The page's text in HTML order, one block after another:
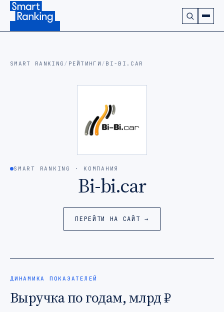
Подписаться на наш канал в Telegram (откроется в
SMART RANKING / РЕЙТИНГИ / BI-BI.CAR
SMART RANKING · КОМПАНИЯ
Bi-bi.car
ПЕРЕЙТИ НА САЙТ →
ДИНАМИКА ПОКАЗАТЕЛЕЙ
Выручка по годам, млрд ₽